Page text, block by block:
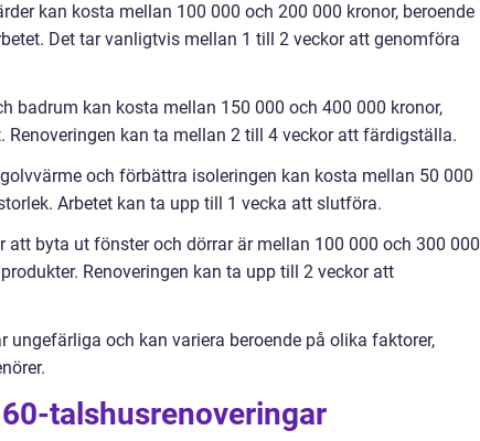
kan kosta mellan 100 000 och 200 000 kronor, beroende
Det tar vanligtvis mellan 1 till 2 veckor att genomföra
badrum kan kosta mellan 150 000 och 400 000 kronor,
Renoveringen kan ta mellan 2 till 4 veckor att färdigställa.
och förbättra isoleringen kan kosta mellan 50 000
Arbetet kan ta upp till 1 vecka att slutföra.
att byta ut fönster och dörrar är mellan 100 000 och 300 000
Renoveringen kan ta upp till 2 veckor att
och kan variera beroende på olika faktorer,
talshusrenoveringar